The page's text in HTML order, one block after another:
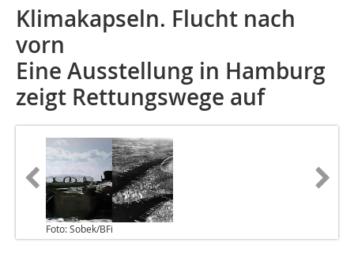
Klimakapseln. Flucht nach
vorn
Eine Ausstellung in Hamburg
zeigt Rettungswege auf
Foto: Sobek/BFi